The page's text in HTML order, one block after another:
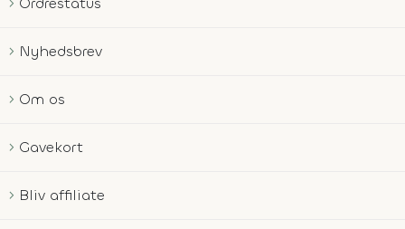
Nyhedsbrev
Om os
Gavekort
Bliv affiliate